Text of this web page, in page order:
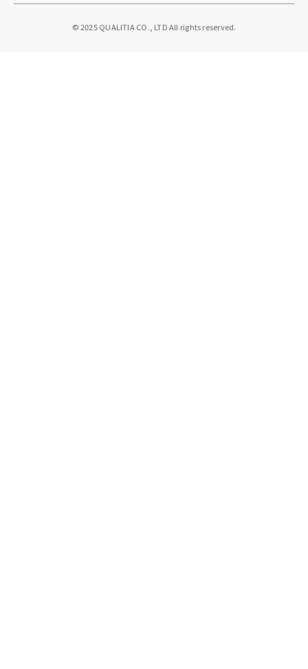
© 2025 QUALITIA CO., LTD All rights reserved.